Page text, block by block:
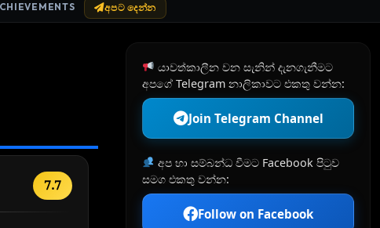
අපට දෙන්න
7.7
යාවත්කාලීන වන සැනින් දැනගැනීමට
අපගේ Telegram නාලිකාවට එකතු වන්න:
Join Telegram Channel
අප හා සම්බන්ධ වීමට Facebook පිටුව
සමග එකතු වන්න:
Follow on Facebook